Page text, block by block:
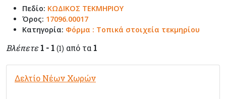
Πεδίο: ΚΩΔΙΚΟΣ ΤΕΚΜΗΡΙΟΥ
Όρος: 17096.00017
Κατηγορία: Φόρμα : Τοπικά στοιχεία τεκμηρίου
Βλέπετε 1 - 1 (1) από τα 1
Δελτίο Νέων Χωρών